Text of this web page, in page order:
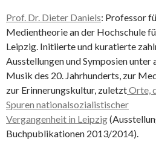
Prof. Dr. Dieter Daniels: Professor
Medientheorie an der Hochschule
Leipzig. Initiierte und kuratierte
Ausstellungen und Symposien unter
Musik des 20. Jahrhunderts, zur
zur Erinnerungskultur, zuletztOrte,
Spuren nationalsozialistischer
Vergangenheit in Leipzig
Buchpublikationen 2013/2014).